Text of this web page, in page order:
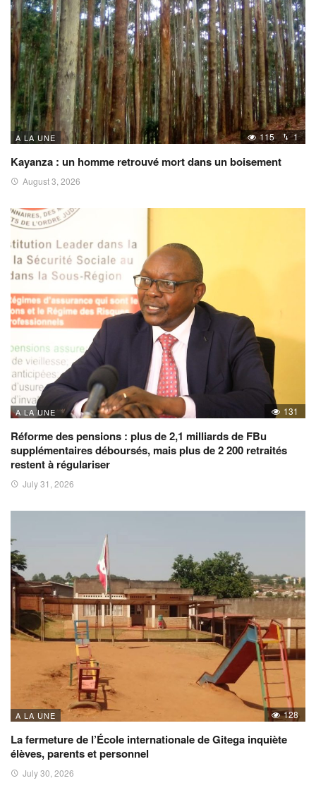
A LA UNE 115 1
Kayanza : un homme retrouvé mort dans un boisement
August 3, 2026
A LA UNE 131
Réforme des pensions : plus de 2,1 milliards de FBu
supplémentaires déboursés, mais plus de 2 200 retraités
restent à régulariser
July 31, 2026
A LA UNE 128
La fermeture de l’École internationale de Gitega inquiète
élèves, parents et personnel
July 30, 2026